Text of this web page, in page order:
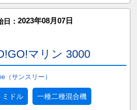
日： 2023年08月07日
マリン 3000
（サンスリー）
ミドル 一種二種混合機